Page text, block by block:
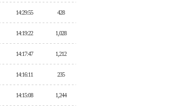
14:29:55 428
14:19:22 1,028
14:17:47 1,212
14:16:11 235
14:15:08 1,244